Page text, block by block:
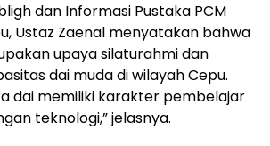
dan Informasi Pustaka PCM
Ustaz Zaenal menyatakan bahwa
upaya silaturahmi dan
dai muda di wilayah Cepu.
dai memiliki karakter pembelajar
teknologi,” jelasnya.